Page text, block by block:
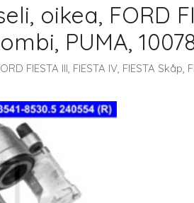
oikea, FORD
PUMA,
FIESTA III, FIESTA IV, FIESTA